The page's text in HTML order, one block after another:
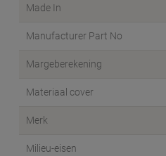
Made In
Manufacturer Part No
Margeberekening
Materiaal cover
Merk
Milieu-eisen